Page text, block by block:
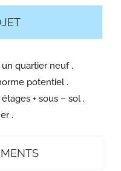
quartier neuf .
potentiel .
+ sous – sol .
.